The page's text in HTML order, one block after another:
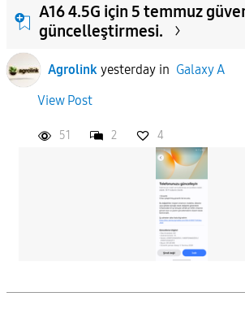
A16 4.5G için 5 temmuz
güncelleştirmesi.
Agrolink yesterdayin Galaxy A
View Post
51 2 4